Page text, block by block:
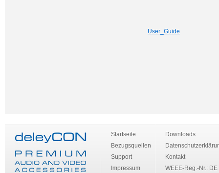
User_Guide
Startseite
Bezugsquellen
Support
Impressum
Downloads
Kontakt
WEEE-Reg.-Nr.: